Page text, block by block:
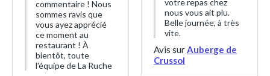
commentaire ! Nous
sommes ravis que
vous ayez apprécié
ce moment au
restaurant ! À
bientôt, toute
l'équipe de La Ruche
votre repas chez
nous vous ait plu.
Belle journée, à très
vite.
Avis surAuberge de
Crussol